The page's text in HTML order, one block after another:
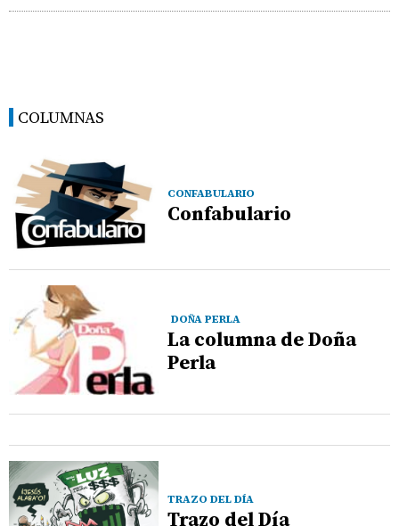
COLUMNAS
CONFABULARIO
Confabulario
DOÑA PERLA
La columna de Doña
Perla
TRAZO DEL DÍA
Trazo del Día